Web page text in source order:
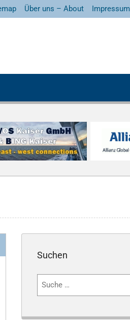
Über uns – About Impressum
Suchen
Suchen